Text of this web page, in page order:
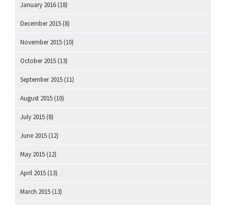
January 2016 (18)
December 2015 (8)
November 2015 (10)
October 2015 (13)
September 2015 (11)
August 2015 (10)
July 2015 (8)
June 2015 (12)
May 2015 (12)
April 2015 (13)
March 2015 (13)